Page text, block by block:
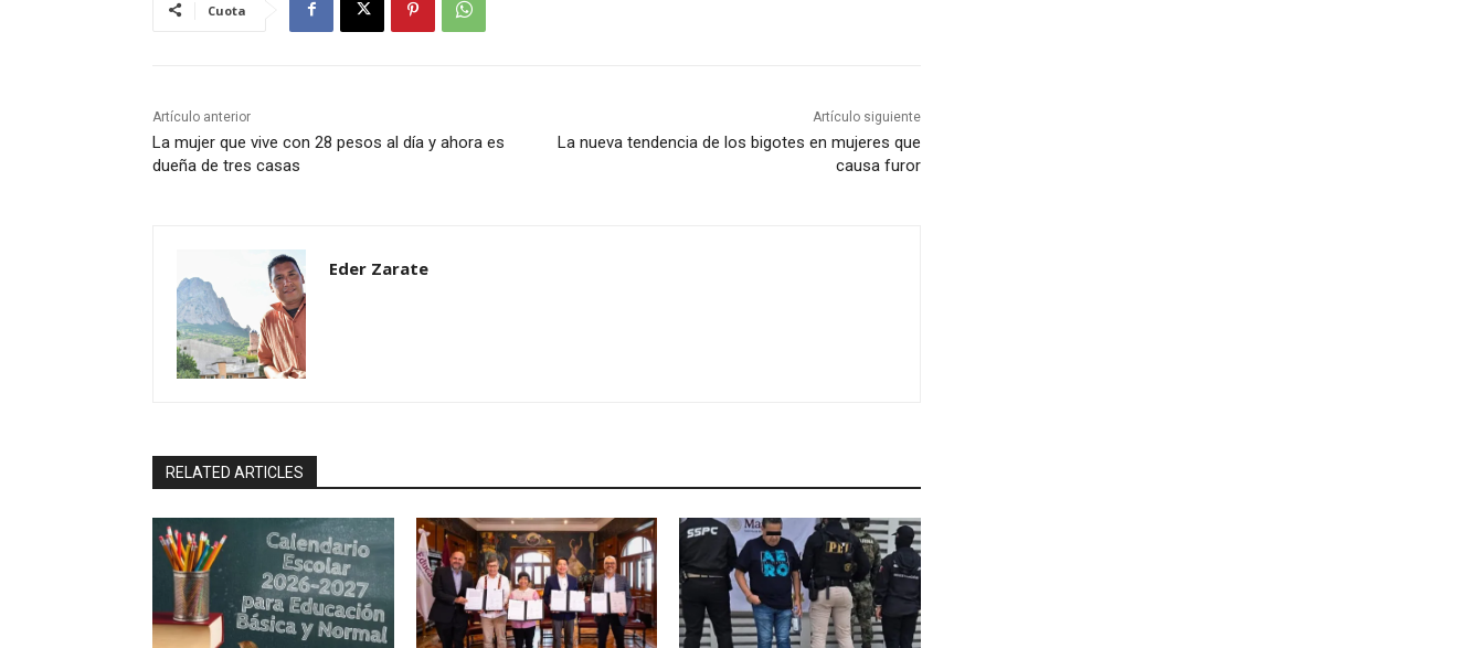
Cuota
Artículo anterior
La mujer que vive con 28 pesos al día y ahora es
dueña de tres casas
Artículo siguiente
La nueva tendencia de los bigotes en mujeres que
causa furor
Eder Zarate
RELATED ARTICLES